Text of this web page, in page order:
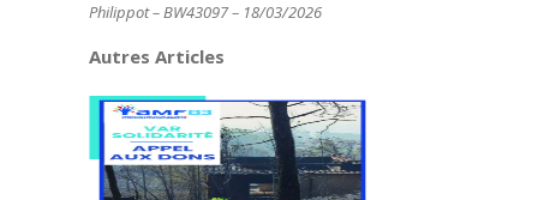
Philippot– BW43097 – 18/03/2026
Autres Articles